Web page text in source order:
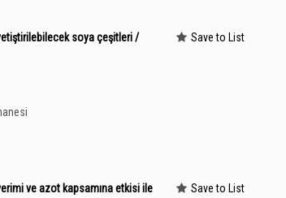
soya çeşitleri /
Save to List
ve azot kapsamına etkisi ile
Save to List